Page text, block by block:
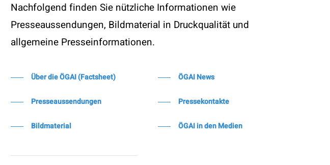
Nachfolgend finden Sie nützliche Informationen wie
Presseaussendungen, Bildmaterial in Druckqualität und
allgemeine Presseinformationen.
Über die ÖGAI (Factsheet)
Presseaussendungen
Bildmaterial
ÖGAI News
Pressekontakte
ÖGAI in den Medien